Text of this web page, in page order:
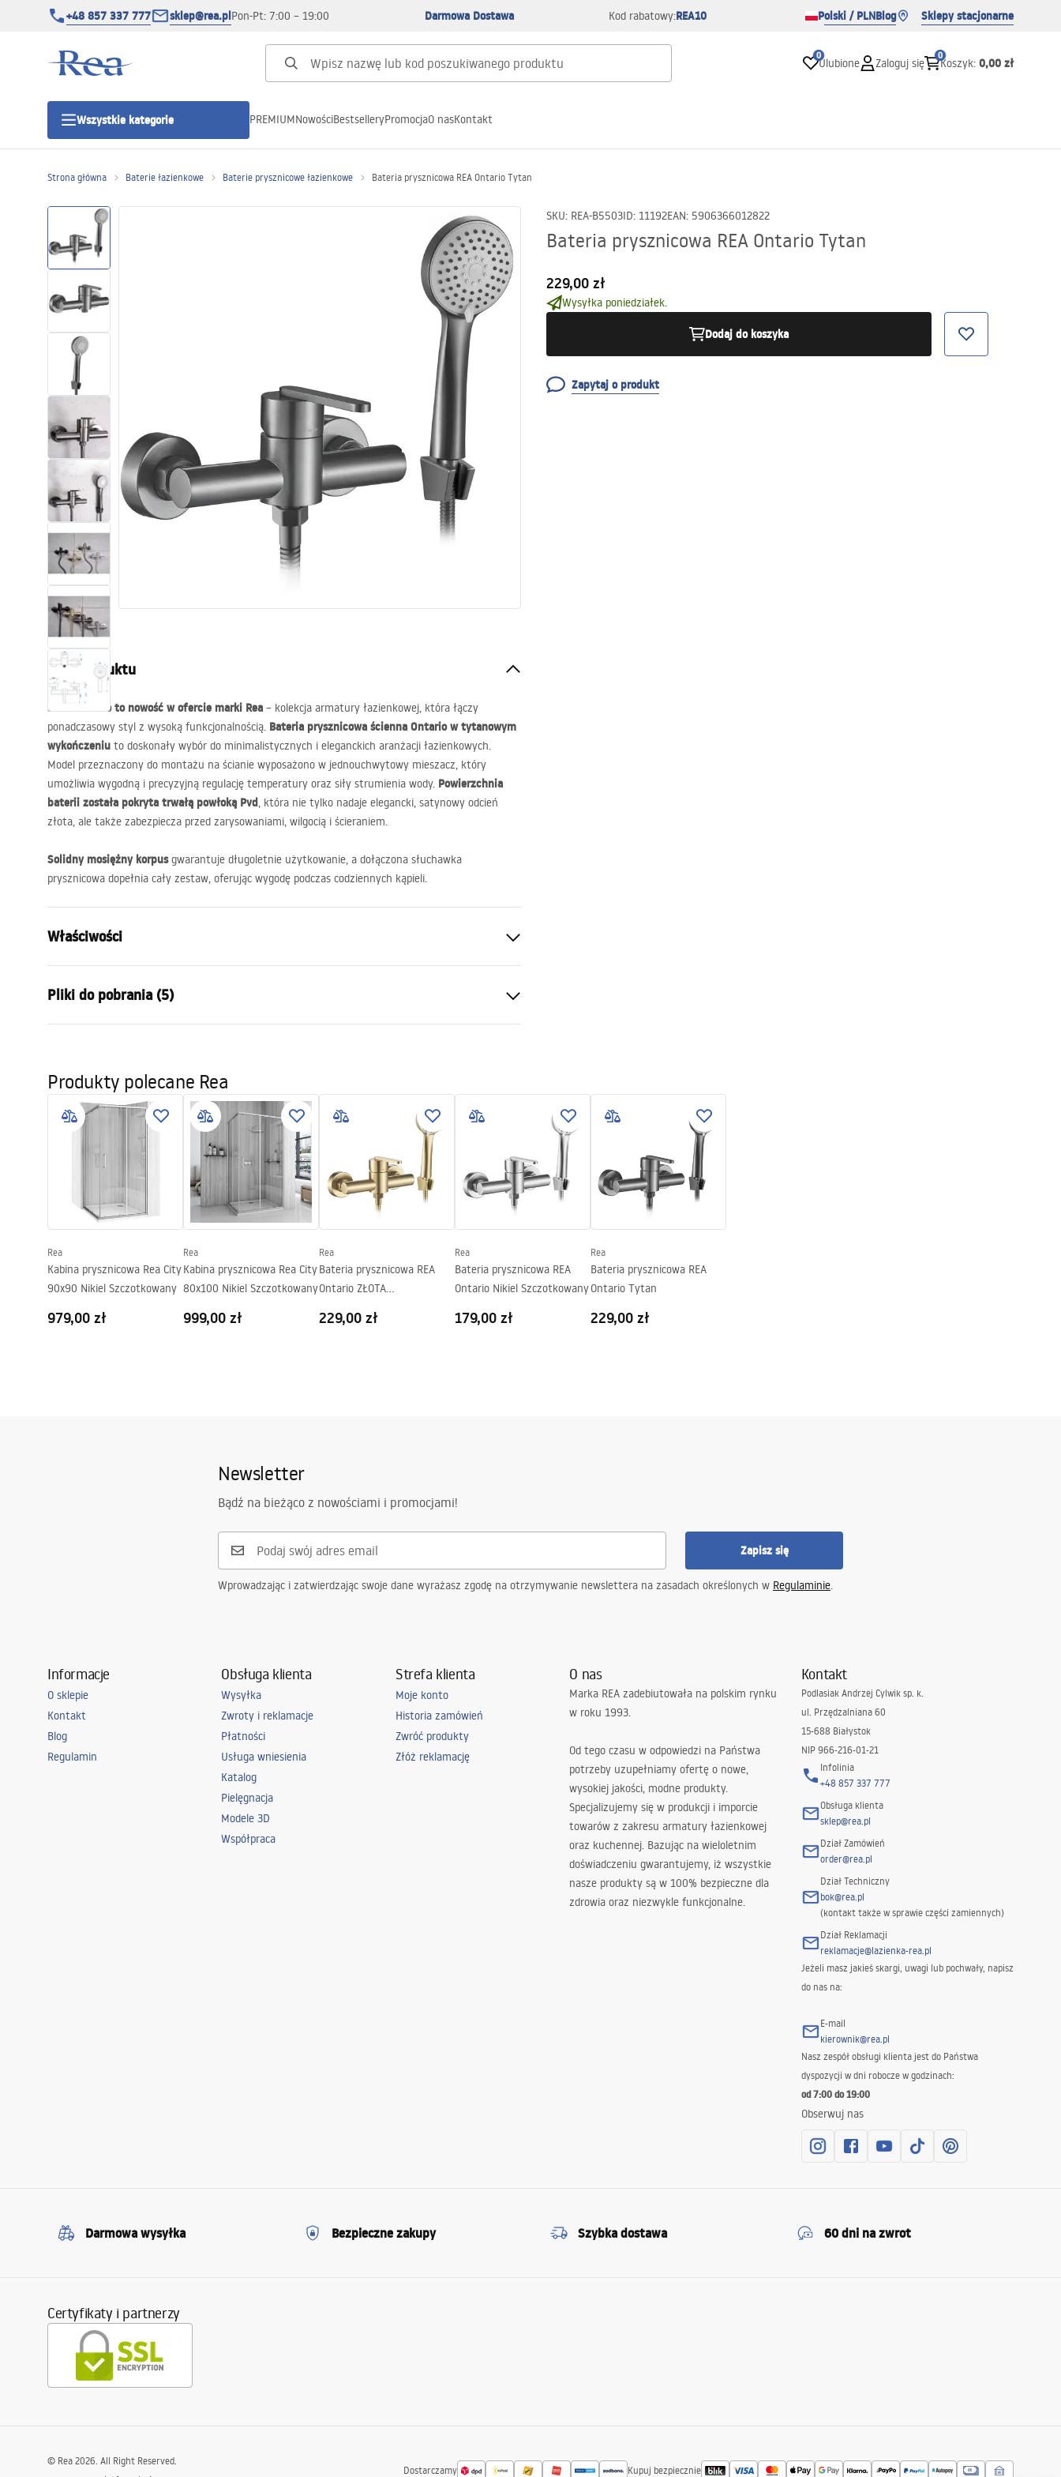
+48 857 337 777 sklep@rea.plPon-Pt: 7:00 – 19:00 Darmowa Dostawa Kod rabatowy:REA10 Polski / PLNBlog Sklepy stacjonarne
0
Ulubione Zaloguj się
0
Koszyk: 0,00 zł
Wszystkie kategorie
Kategorie produktowe
Kabiny prysznicowe
Drzwi prysznicowe
Brodziki prysznicowe
Toalety, ubikacje
Umywalki
Wanny i parawany
Baterie
Natryski
Kuchnia
Akcesoria i meble łazienkowe
PREMIUMNowościBestselleryPromocjaO nasKontakt
Strona główna Baterie łazienkowe Baterie prysznicowe łazienkowe Bateria prysznicowa REA Ontario Tytan
SKU: REA-B5503ID: 11192EAN: 5906366012822
Bateria prysznicowa REA Ontario Tytan
229,00 zł
Wysyłka poniedziałek.
Dodaj do koszyka
Zapytaj o produkt
Opis produktu
Seria Ontario to nowość w ofercie marki Rea – kolekcja armatury łazienkowej, która łączy
ponadczasowy styl z wysoką funkcjonalnością. Bateria prysznicowa ścienna Ontario w tytanowym
wykończeniu to doskonały wybór do minimalistycznych i eleganckich aranżacji łazienkowych.
Model przeznaczony do montażu na ścianie wyposażono w jednouchwytowy mieszacz, który
umożliwia wygodną i precyzyjną regulację temperatury oraz siły strumienia wody. Powierzchnia
baterii została pokryta trwałą powłoką Pvd, która nie tylko nadaje elegancki, satynowy odcień
złota, ale także zabezpiecza przed zarysowaniami, wilgocią i ścieraniem.
Solidny mosiężny korpusgwarantuje długoletnie użytkowanie, a dołączona słuchawka
prysznicowa dopełnia cały zestaw, oferując wygodę podczas codziennych kąpieli.
Właściwości
Sposób montażu:
Kolor:
Tytan
Wysokość (mm):
Powłoka:
PVD
Średnica podłączenia:
1/2 cala
Rozstaw przyłączy:
150
JS-11804GG
Gwarancja
5 lat
Pliki do pobrania (5)
Faucet.pdf
Pielęgnacja
Pielęgnacja.pdf Pielęgnacja.pdf
Warunki gwarancji
Warranty_Terms_and_Conditions_
Produkty polecane Rea
Rea
Kabina prysznicowa Rea City
90x90 Nikiel Szczotkowany
979,00 zł
Rea
Kabina prysznicowa Rea City
80x100 Nikiel Szczotkowany
999,00 zł
Rea
Bateria prysznicowa REA
Ontario ZŁOTA
229,00 zł
Rea
Bateria prysznicowa REA
Ontario Nikiel Szczotkowany
179,00 zł
Rea
Bateria prysznicowa REA
Ontario Tytan
229,00 zł
Newsletter
Bądź na bieżąco z nowościami i promocjami!
Zapisz się
Wprowadzając i zatwierdzając swoje dane wyrażasz zgodę na otrzymywanie newslettera na zasadach określonych w Regulaminie.
Informacje
O sklepie
Kontakt
Blog
Regulamin
Obsługa klienta
Wysyłka
Zwroty i reklamacje
Płatności
Usługa wniesienia
Katalog
Pielęgnacja
Modele 3D
Współpraca
Strefa klienta
Moje konto
Historia zamówień
Zwróć produkty
Złóż reklamację
O nas
Marka REA zadebiutowała na polskim rynku
w roku 1993.
Od tego czasu w odpowiedzi na Państwa
potrzeby uzupełniamy ofertę o nowe,
wysokiej jakości, modne produkty.
Specjalizujemy się w produkcji i imporcie
towarów z zakresu armatury łazienkowej
oraz kuchennej. Bazując na wieloletnim
doświadczeniu gwarantujemy, iż wszystkie
nasze produkty są w 100% bezpieczne dla
zdrowia oraz niezwykle funkcjonalne.
Kontakt
Podlasiak Andrzej Cylwik sp. k.
ul. Przędzalniana 60
15-688 Białystok
NIP 966-216-01-21
Infolinia
+48 857 337 777
Obsługa klienta
sklep@rea.pl
Dział Zamówień
order@rea.pl
Dział Techniczny
bok@rea.pl
(kontakt także w sprawie części zamiennych)
Dział Reklamacji
reklamacje@lazienka-rea.pl
Jeżeli masz jakieś skargi, uwagi lub pochwały, napisz
do nas na:
E-mail
kierownik@rea.pl
Nasz zespół obsługi klienta jest do Państwa
dyspozycji w dni robocze w godzinach:
od 7:00 do 19:00
Obserwuj nas
Darmowa wysyłka Bezpieczne zakupy Szybka dostawa 60 dni na zwrot
Certyfikaty i partnerzy
Dostarczamy Kupuj bezpiecznie
© Rea 2026. All Right Reserved.